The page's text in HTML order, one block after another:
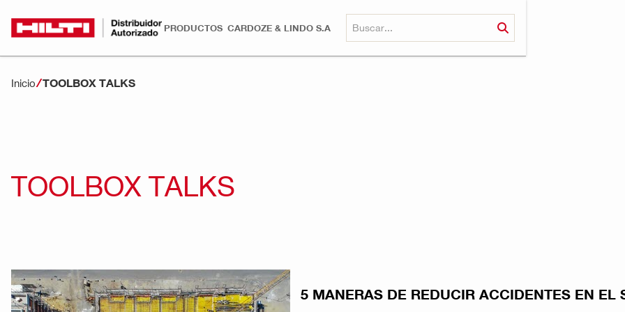
PRODUCTOS CARDOZE & LINDO S.A
Inicio TOOLBOX TALKS
TOOLBOX TALKS
5 MANERAS DE REDUCIR ACCIDENTES EN EL